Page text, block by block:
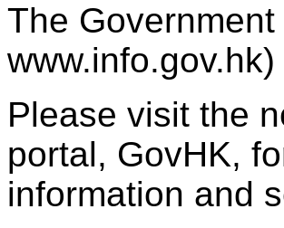
The
Please visit the
portal, GovHK,
information and